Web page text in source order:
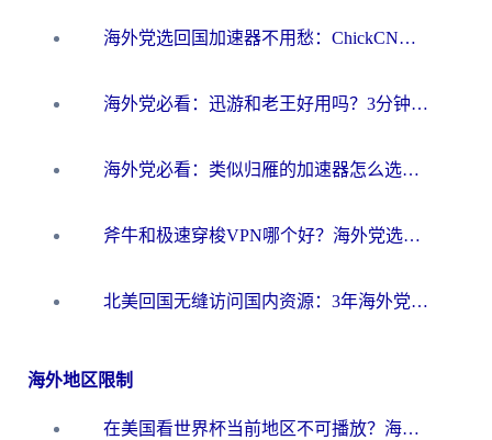
海外党选回国加速器不用愁：ChickCN和洞见哪个好？一篇搞定所有疑问
海外党必看：迅游和老王好用吗？3分钟选对加速国内网络的加速器
海外党必看：类似归雁的加速器怎么选？一篇搞定无缝访问国内资源
斧牛和极速穿梭VPN哪个好？海外党选回国加速器必看的真实对比与避坑指南
北美回国无缝访问国内资源：3年海外党亲测的加速器选择指南
海外地区限制
在美国看世界杯当前地区不可播放？海外党体育观赛终极指南来了！